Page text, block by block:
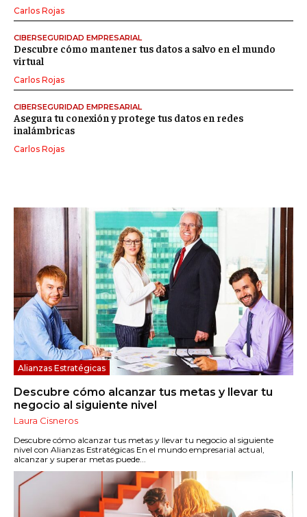
Alianzas Estratégicas
Descubre cómo alcanzar tus metas y llevar tu
negocio al siguiente nivel
Laura Cisneros
Descubre cómo alcanzar tus metas y llevar tu negocio al siguiente
nivel con Alianzas Estratégicas En el mundo empresarial actual,
alcanzar y superar metas puede...
Carlos Rojas
CIBERSEGURIDAD EMPRESARIAL
Descubre cómo mantener tus datos a salvo en el mundo
virtual
Carlos Rojas
CIBERSEGURIDAD EMPRESARIAL
Asegura tu conexión y protege tus datos en redes
inalámbricas
Carlos Rojas